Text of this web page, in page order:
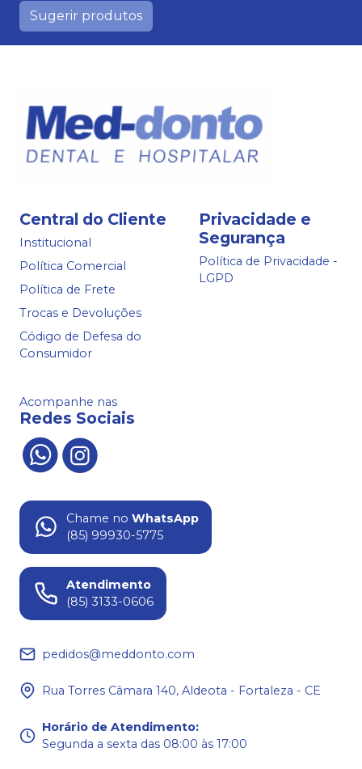
Sugerir produtos
Central do Cliente
Institucional
Política Comercial
Política de Frete
Trocas e Devoluções
Código de Defesa do
Consumidor
Privacidade e
Segurança
Política de Privacidade -
LGPD
Acompanhe nas
Redes Sociais
Chame no WhatsApp
(85) 99930-5775
Atendimento
(85) 3133-0606
pedidos@meddonto.com
Rua Torres Câmara 140, Aldeota - Fortaleza - CE
Horário de Atendimento:
Segunda a sexta das 08:00 às 17:00